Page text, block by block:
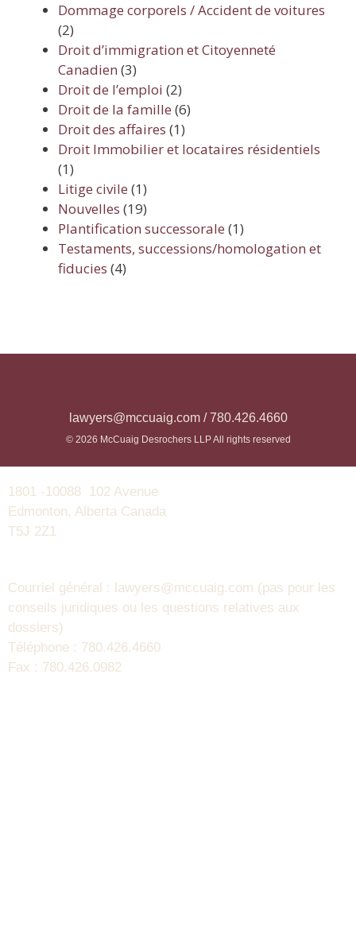
Dommage corporels / Accident de voitures
(2)
Droit d’immigration et Citoyenneté
Canadien (3)
Droit de l’emploi (2)
Droit de la famille (6)
Droit des affaires (1)
Droit Immobilier et locataires résidentiels
(1)
Litige civile (1)
Nouvelles (19)
Plantification successorale (1)
Testaments, successions/homologation et
fiducies (4)
lawyers@mccuaig.com / 780.426.4660
© 2026 McCuaig Desrochers LLP All rights reserved
1801 -10088 102 Avenue
Edmonton, Alberta Canada
T5J 2Z1
Courriel général : lawyers@mccuaig.com (pas pour les
conseils juridiques ou les questions relatives aux
dossiers)
Téléphone : 780.426.4660
Fax : 780.426.0982